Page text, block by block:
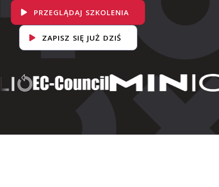
PRZEGLĄDAJ SZKOLENIA
ZAPISZ SIĘ JUŻ DZIŚ